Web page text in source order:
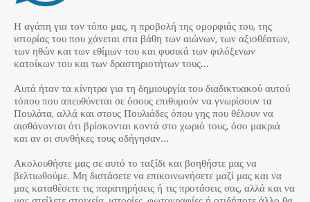
Η αγάπη για τον τόπο μας, η προβολή της ομορφιάς του, της
ιστορίας του που χάνεται στα βάθη των αιώνων, των αξιοθέατων,
των ηθών και των εθίμων του και φυσικά των φιλόξενων
κατοίκων του και των δραστηριοτήτων τους…
Αυτά ήταν τα κίνητρα για τη δημιουργία του διαδικτυακού αυτού
τόπου που απευθύνεται σε όσους επιθυμούν να γνωρίσουν τα
Πουλάτα, αλλά και στους Πουλιάδες όπου γης που θέλουν να
αισθάνονται ότι βρίσκονται κοντά στο χωριό τους, όσο μακριά
και αν οι συνθήκες τους οδήγησαν…
Ακολουθήστε μας σε αυτό το ταξίδι και βοηθήστε μας να
βελτιωθούμε. Μη διστάσετε να επικοινωνήσετε μαζί μας και να
μας καταθέσετε τις παρατηρήσεις ή τις προτάσεις σας, αλλά και να